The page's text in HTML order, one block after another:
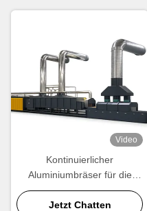
Video
Kontinuierlicher
Aluminiumbräser für die
Produktion von Kühlern und
Kondensatoren -- CE-
Jetzt Chatten